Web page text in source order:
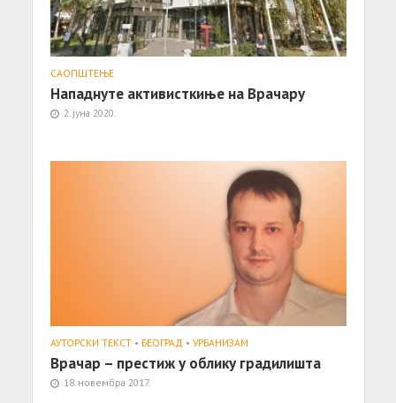
САОПШТЕЊE
Нападнуте активисткиње на Врачару
2. јуна 2020.
АУТОРСКИ ТЕКСТ • БЕОГРАД • УРБАНИЗАМ
Врачар – престиж у облику градилишта
18. новембра 2017.